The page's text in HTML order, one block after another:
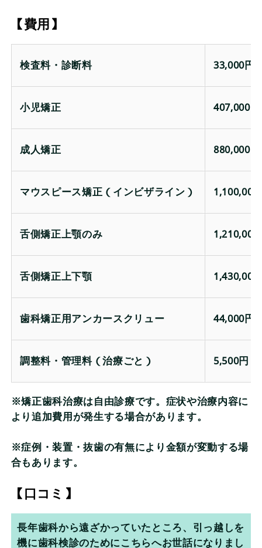
【費用】
検査料・診断料 33,000円
小児矯正 407,000
成人矯正 880,000
マウスピース矯正（インビザライン）
舌側矯正上顎のみ
舌側矯正上下顎
歯科矯正用アンカースクリュー 44,000円
調整料・管理料（治療ごと） 5,500円
※矯正歯科治療は自由診療です。症状や治療内容に
より追加費用が発生する場合があります。
※症例・装置・抜歯の有無により金額が変動する場
合もあります。
【口コミ】
長年歯科から遠ざかっていたところ、引っ越しを
機に歯科検診のためにこちらへお世話になりまし